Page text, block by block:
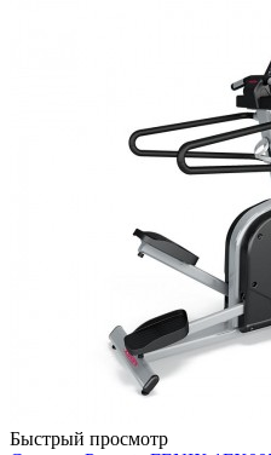
Быстрый просмотр